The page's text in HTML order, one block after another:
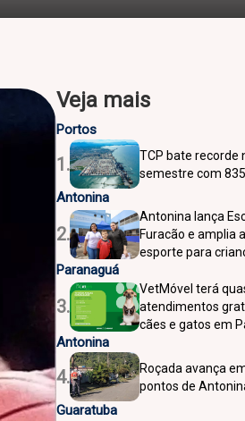
Veja mais
Portos
1.
TCP bate recorde
semestre com
Antonina
2.
Antonina lança
Furacão e amplia
esporte para
Paranaguá
3.
VetMóvel terá
atendimentos
cães e gatos em
Antonina
4.
Roçada avança
pontos de
Guaratuba